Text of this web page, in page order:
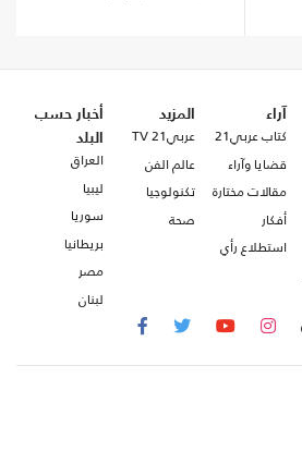
آراء
كتاب عربي21
قضايا وآراء
مقالات مختارة
أفكار
استطلاع رأي
المزيد
عربي21 TV
عالم الفن
تكنولوجيا
صحة
أخبار حسب
البلد
العراق
ليبيا
سوريا
بريطانيا
مصر
لبنان